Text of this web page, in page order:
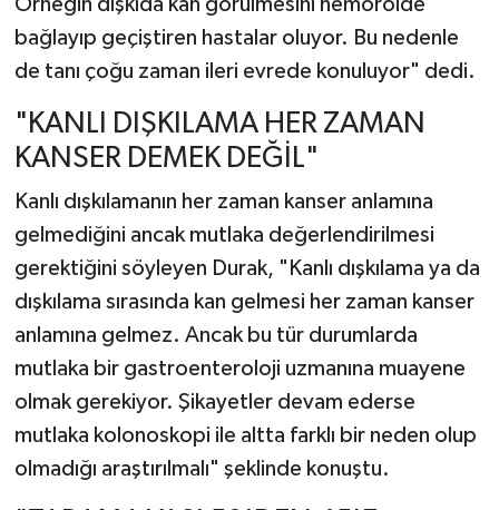
bağlayıp geçiştiren hastalar oluyor. Bu nedenle
de tanı çoğu zaman ileri evrede konuluyor" dedi.
"KANLI DIŞKILAMA HER ZAMAN
KANSER DEMEK DEĞİL"
Kanlı dışkılamanın her zaman kanser anlamına
gelmediğini ancak mutlaka değerlendirilmesi
gerektiğini söyleyen Durak, "Kanlı dışkılama ya da
dışkılama sırasında kan gelmesi her zaman kanser
anlamına gelmez. Ancak bu tür durumlarda
mutlaka bir gastroenteroloji uzmanına muayene
olmak gerekiyor. Şikayetler devam ederse
mutlaka kolonoskopi ile altta farklı bir neden olup
olmadığı araştırılmalı" şeklinde konuştu.